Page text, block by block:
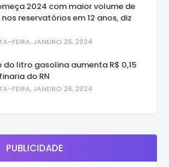
2024 com maior volume de
reservatórios em 12 anos, diz
FEIRA, JANEIRO 26, 2024
do litro gasolina aumenta R$ 0,15
do RN
FEIRA, JANEIRO 26, 2024
PUBLICIDADE